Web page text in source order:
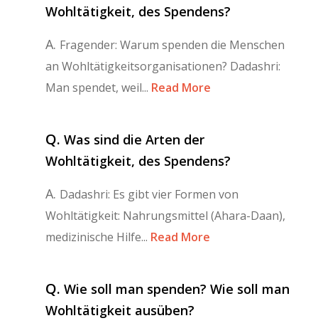
Wohltätigkeit, des Spendens?
A. Fragender: Warum spenden die Menschen
an Wohltätigkeitsorganisationen? Dadashri:
Man spendet, weil... Read More
Q. Was sind die Arten der
Wohltätigkeit, des Spendens?
A. Dadashri: Es gibt vier Formen von
Wohltätigkeit: Nahrungsmittel (Ahara-Daan),
medizinische Hilfe... Read More
Q. Wie soll man spenden? Wie soll man
Wohltätigkeit ausüben?